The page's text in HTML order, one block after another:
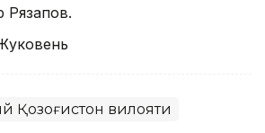
Рязапов.
Қозоғистон вилояти